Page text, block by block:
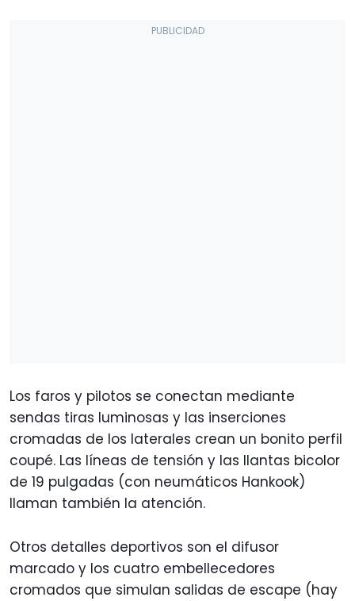
Los faros y pilotos se conectan mediante
sendas tiras luminosas y las inserciones
cromadas de los laterales crean un bonito perfil
coupé. Las líneas de tensión y las llantas bicolor
de 19 pulgadas (con neumáticos Hankook)
llaman también la atención.
Otros detalles deportivos son el difusor
marcado y los cuatro embellecedores
cromados que simulan salidas de escape (hay